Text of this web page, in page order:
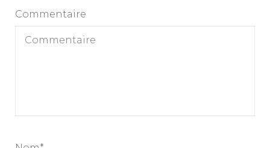
Commentaire